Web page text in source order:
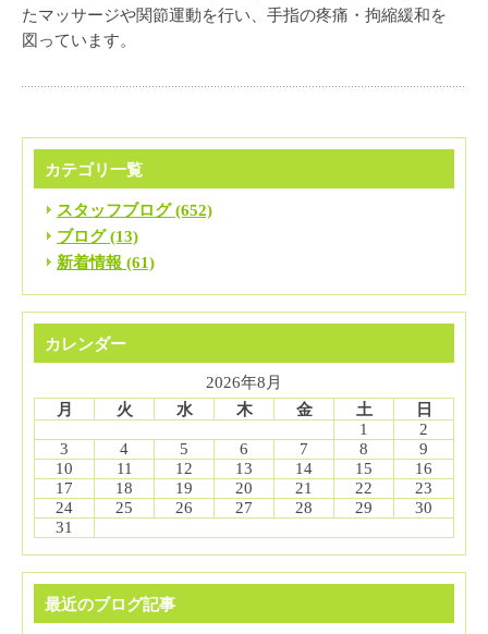
たマッサージや関節運動を行い、手指の疼痛・拘縮緩和を
図っています。
カテゴリ一覧
スタッフブログ (652)
ブログ (13)
新着情報 (61)
カレンダー
2026年8月
月
火 水 木 金 土
日
1
2
3
4 5 6 7 8
9
10
11 12 13 14 15
16
17
18 19 20 21 22
23
24
25 26 27 28 29
30
31
最近のブログ記事